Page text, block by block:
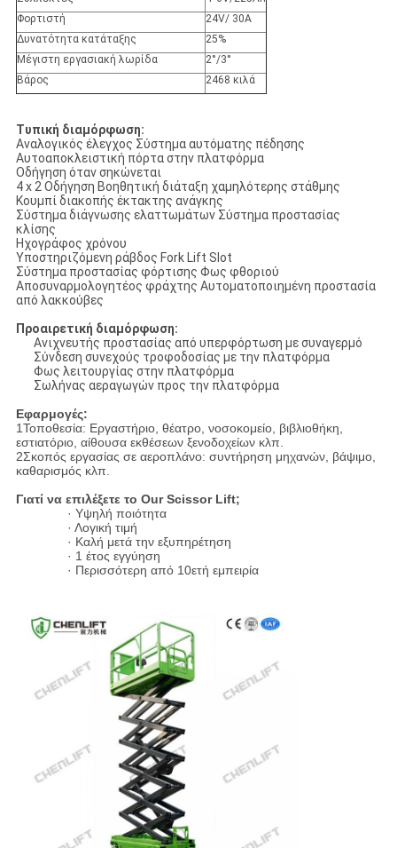
Φορτιστή
24V/ 30A
Δυνατότητα κατάταξης
25%
Μέγιστη εργασιακή λωρίδα
2°/3°
Βάρος
2468 κιλά
Τυπική διαμόρφωση:
Αναλογικός έλεγχος Σύστημα αυτόματης πέδησης
Αυτοαποκλειστική πόρτα στην πλατφόρμα
Οδήγηση όταν σηκώνεται
4 x 2 Οδήγηση Βοηθητική διάταξη χαμηλότερης στάθμης
Κουμπί διακοπής έκτακτης ανάγκης
Σύστημα διάγνωσης ελαττωμάτων Σύστημα προστασίας
κλίσης
Ηχογράφος χρόνου
Υποστηριζόμενη ράβδος Fork Lift Slot
Σύστημα προστασίας φόρτισης Φως φθοριού
Αποσυναρμολογητέος φράχτης Αυτοματοποιημένη προστασία
από λακκούβες
Προαιρετική διαμόρφωση:
Ανιχνευτής προστασίας από υπερφόρτωση με συναγερμό
Σύνδεση συνεχούς τροφοδοσίας με την πλατφόρμα
Φως λειτουργίας στην πλατφόρμα
Σωλήνας αεραγωγών προς την πλατφόρμα
Εφαρμογές:
1Τοποθεσία: Εργαστήριο, θέατρο, νοσοκομείο, βιβλιοθήκη,
εστιατόριο, αίθουσα εκθέσεων ξενοδοχείων κλπ.
2Σκοπός εργασίας σε αεροπλάνο: συντήρηση μηχανών, βάψιμο,
καθαρισμός κλπ.
Γιατί να επιλέξετε το Our Scissor Lift;
· Υψηλή ποιότητα
· Λογική τιμή
· Καλή μετά την εξυπηρέτηση
· 1 έτος εγγύηση
· Περισσότερη από 10ετή εμπειρία